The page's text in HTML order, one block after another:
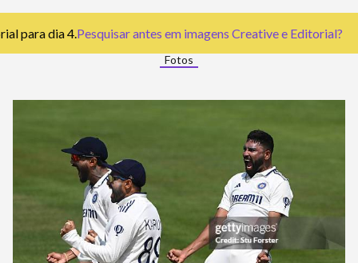
para dia 4. Pesquisar antes em imagens Creative e Editorial?
Fotos